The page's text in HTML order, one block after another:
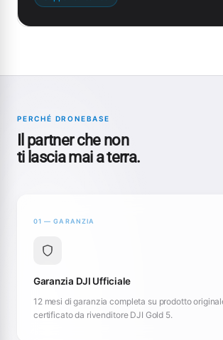
PERCHÉ DRONEBASE
Il partner che non
ti lascia mai a terra.
01 — GARANZIA
Garanzia DJI Ufficiale
12 mesi di garanzia completa su prodotto
certificato da rivenditore DJI Gold 5.